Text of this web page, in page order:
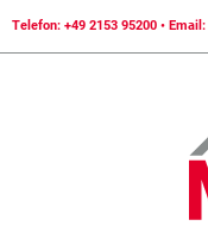
Telefon: +49 2153 95200 • Email: